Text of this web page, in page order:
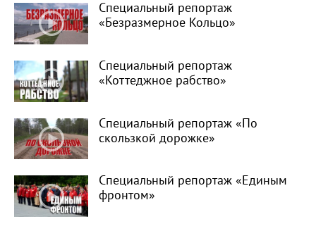
Специальный репортаж
«Безразмерное Кольцо»
Специальный репортаж
«Коттеджное рабство»
Специальный репортаж «По
скользкой дорожке»
Специальный репортаж «Единым
фронтом»